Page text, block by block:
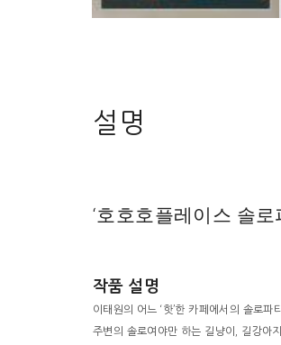
설명
‘호호호플레이스 솔로
작품 설명
이태원의 어느 ‘핫’한 카페에서의 솔로
주변의 솔로여야만 하는 길냥이, 길강아